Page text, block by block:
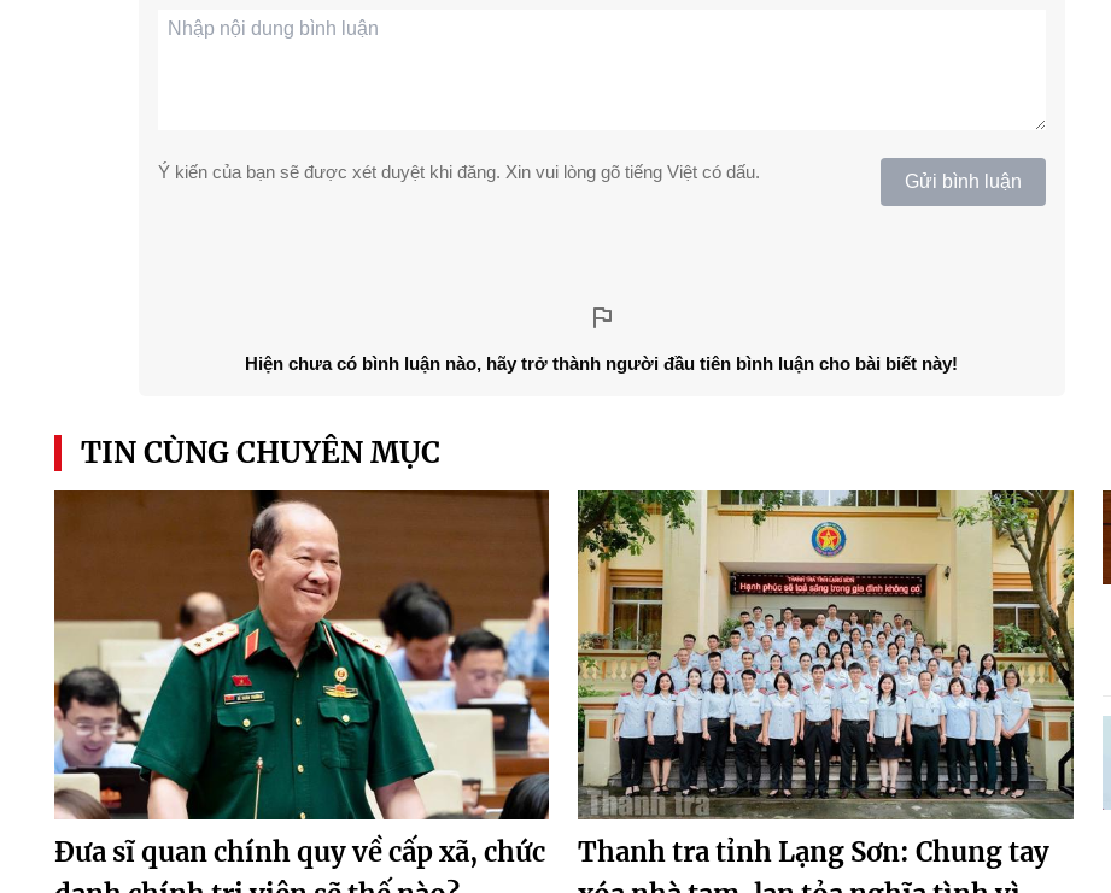
Ý kiến của bạn sẽ được xét duyệt khi đăng. Xin vui lòng gõ tiếng Việt có dấu. Gửi bình luận
Hiện chưa có bình luận nào, hãy trở thành người đầu tiên bình luận cho bài biết này!
TIN CÙNG CHUYÊN MỤC
Đưa sĩ quan chính quy về cấp xã, chức
Thanh tra tỉnh Lạng Sơn: Chung tay